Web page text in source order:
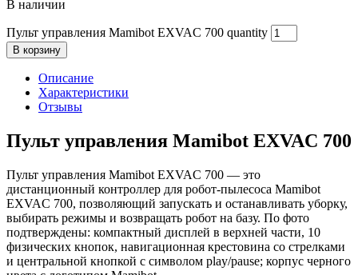
В наличии
Пульт управления Mamibot EXVAC 700 quantity
В корзину
Описание
Характеристики
Отзывы
Пульт управления Mamibot EXVAC 700
Пульт управления Mamibot EXVAC 700 — это
дистанционный контроллер для робот-пылесоса Mamibot
EXVAC 700, позволяющий запускать и останавливать уборку,
выбирать режимы и возвращать робот на базу. По фото
подтверждены: компактный дисплей в верхней части, 10
физических кнопок, навигационная крестовина со стрелками
и центральной кнопкой с символом play/pause; корпус черного